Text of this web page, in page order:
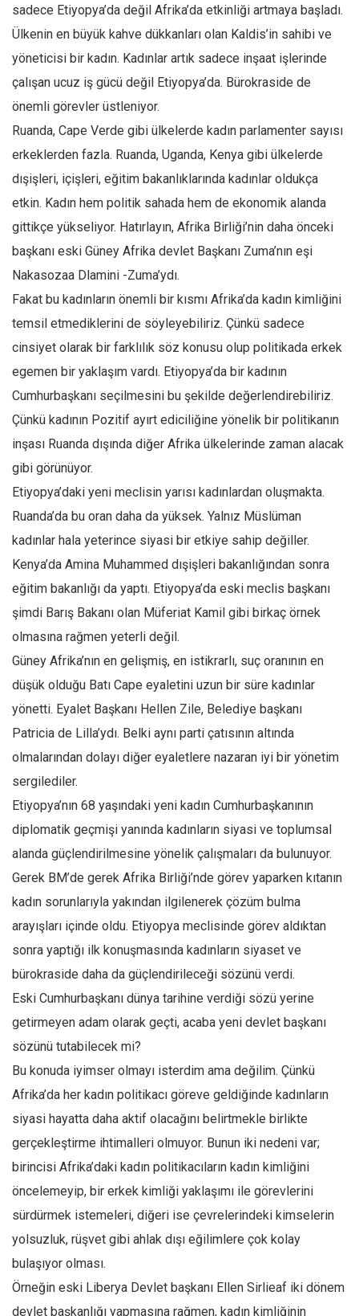
Esra Elönü
» Yazar arşivi
Bu Sayı
Tüm Sayılar
Kategoriler
Kültür Sanat
Kitap
Karisi kitap sualleri
7 soruda bu hafta
Ekonomi
Spor
Hayat
Türkiye
Siyaset
Dünya
Avrupa
Asya
Afrika
Amerika
Tarih
Düşünce
Dosyalar
sadece Etiyopya’da değil Afrika’da etkinliği artmaya başladı.
Ülkenin en büyük kahve dükkanları olan Kaldis’in sahibi ve
yöneticisi bir kadın. Kadınlar artık sadece inşaat işlerinde
çalışan ucuz iş gücü değil Etiyopya’da. Bürokraside de
önemli görevler üstleniyor.
Ruanda, Cape Verde gibi ülkelerde kadın parlamenter sayısı
erkeklerden fazla. Ruanda, Uganda, Kenya gibi ülkelerde
dışişleri, içişleri, eğitim bakanlıklarında kadınlar oldukça
etkin. Kadın hem politik sahada hem de ekonomik alanda
gittikçe yükseliyor. Hatırlayın, Afrika Birliği’nin daha önceki
başkanı eski Güney Afrika devlet Başkanı Zuma’nın eşi
Nakasozaa Dlamini -Zuma’ydı.
Fakat bu kadınların önemli bir kısmı Afrika’da kadın kimliğini
temsil etmediklerini de söyleyebiliriz. Çünkü sadece
cinsiyet olarak bir farklılık söz konusu olup politikada erkek
egemen bir yaklaşım vardı. Etiyopya’da bir kadının
Cumhurbaşkanı seçilmesini bu şekilde değerlendirebiliriz.
Çünkü kadının Pozitif ayırt ediciliğine yönelik bir politikanın
inşası Ruanda dışında diğer Afrika ülkelerinde zaman alacak
gibi görünüyor.
Etiyopya’daki yeni meclisin yarısı kadınlardan oluşmakta.
Ruanda’da bu oran daha da yüksek. Yalnız Müslüman
kadınlar hala yeterince siyasi bir etkiye sahip değiller.
Kenya’da Amina Muhammed dışişleri bakanlığından sonra
eğitim bakanlığı da yaptı. Etiyopya’da eski meclis başkanı
şimdi Barış Bakanı olan Müferiat Kamil gibi birkaç örnek
olmasına rağmen yeterli değil.
Güney Afrika’nın en gelişmiş, en istikrarlı, suç oranının en
düşük olduğu Batı Cape eyaletini uzun bir süre kadınlar
yönetti. Eyalet Başkanı Hellen Zile, Belediye başkanı
Patricia de Lilla’ydı. Belki aynı parti çatısının altında
olmalarından dolayı diğer eyaletlere nazaran iyi bir yönetim
sergilediler.
Etiyopya’nın 68 yaşındaki yeni kadın Cumhurbaşkanının
diplomatik geçmişi yanında kadınların siyasi ve toplumsal
alanda güçlendirilmesine yönelik çalışmaları da bulunuyor.
Gerek BM’de gerek Afrika Birliği’nde görev yaparken kıtanın
kadın sorunlarıyla yakından ilgilenerek çözüm bulma
arayışları içinde oldu. Etiyopya meclisinde görev aldıktan
sonra yaptığı ilk konuşmasında kadınların siyaset ve
bürokraside daha da güçlendirileceği sözünü verdi.
Eski Cumhurbaşkanı dünya tarihine verdiği sözü yerine
getirmeyen adam olarak geçti, acaba yeni devlet başkanı
sözünü tutabilecek mi?
Bu konuda iyimser olmayı isterdim ama değilim. Çünkü
Afrika’da her kadın politikacı göreve geldiğinde kadınların
siyasi hayatta daha aktif olacağını belirtmekle birlikte
gerçekleştirme ihtimalleri olmuyor. Bunun iki nedeni var;
birincisi Afrika’daki kadın politikacıların kadın kimliğini
öncelemeyip, bir erkek kimliği yaklaşımı ile görevlerini
sürdürmek istemeleri, diğeri ise çevrelerindeki kimselerin
yolsuzluk, rüşvet gibi ahlak dışı eğilimlere çok kolay
bulaşıyor olması.
Örneğin eski Liberya Devlet başkanı Ellen Sirlieaf iki dönem
devlet başkanlığı yapmasına rağmen, kadın kimliğinin